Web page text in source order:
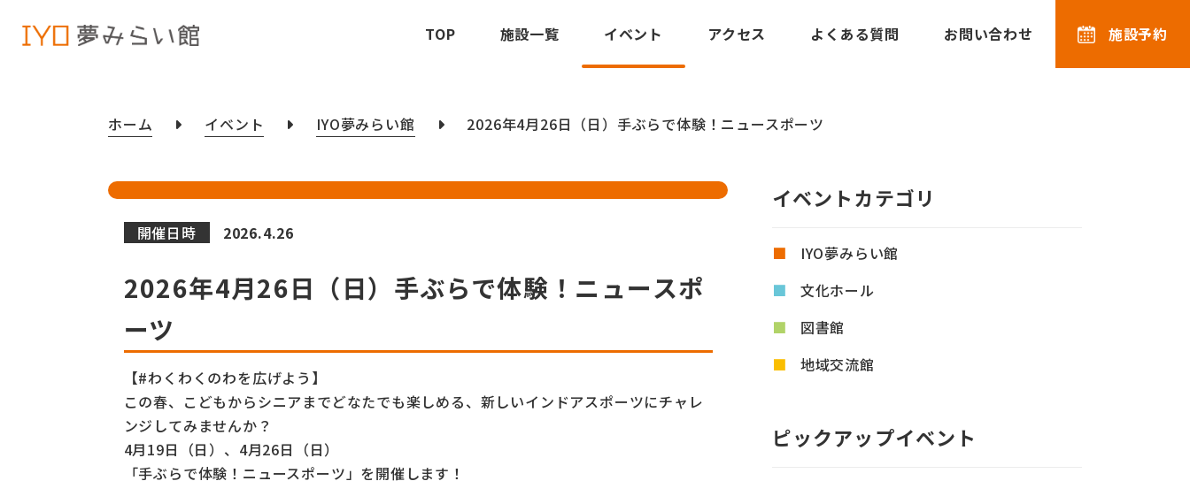
TOP 施設一覧 イベント アクセス よくある質問 お問い合わせ 施設予約
ホーム イベント IYO夢みらい館 2026年4月26日（日）手ぶらで体験！ニュースポーツ
開催日時 2026.4.26
2026年4月26日（日）手ぶらで体験！ニュースポ
ーツ
【#わくわくのわを広げよう】
この春、こどもからシニアまでどなたでも楽しめる、新しいインドアスポーツにチャレ
ンジしてみませんか？
4月19日（日）、4月26日（日）
「手ぶらで体験！ニュースポーツ」を開催します！
イベントカテゴリ
IYO夢みらい館
文化ホール
図書館
地域交流館
ピックアップイベント